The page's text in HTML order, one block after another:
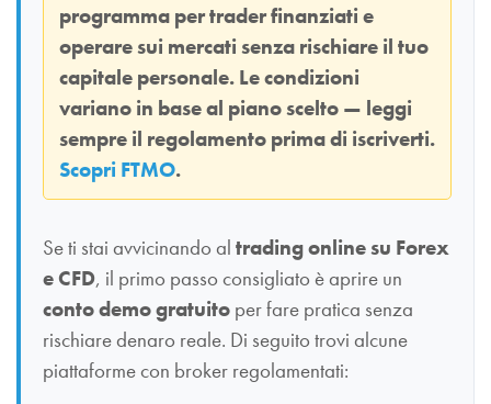
programma per trader finanziati e
operare sui mercati senza rischiare il tuo
capitale personale. Le condizioni
variano in base al piano scelto — leggi
sempre il regolamento prima di iscriverti.
Scopri FTMO.
Se ti stai avvicinando al trading online su Forex
e CFD, il primo passo consigliato è aprire un
conto demo gratuito per fare pratica senza
rischiare denaro reale. Di seguito trovi alcune
piattaforme con broker regolamentati: